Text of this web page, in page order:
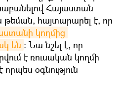
Հայաստան
հայտարարել է, որ
կողմից
են : Նա նշել է, որ
է ռուսական կողմի
օգնություն